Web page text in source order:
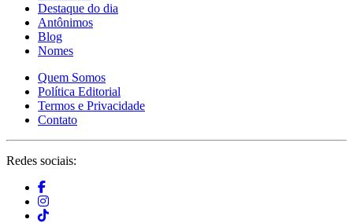
Destaque do dia
Antônimos
Blog
Nomes
Quem Somos
Política Editorial
Termos e Privacidade
Contato
Redes sociais: